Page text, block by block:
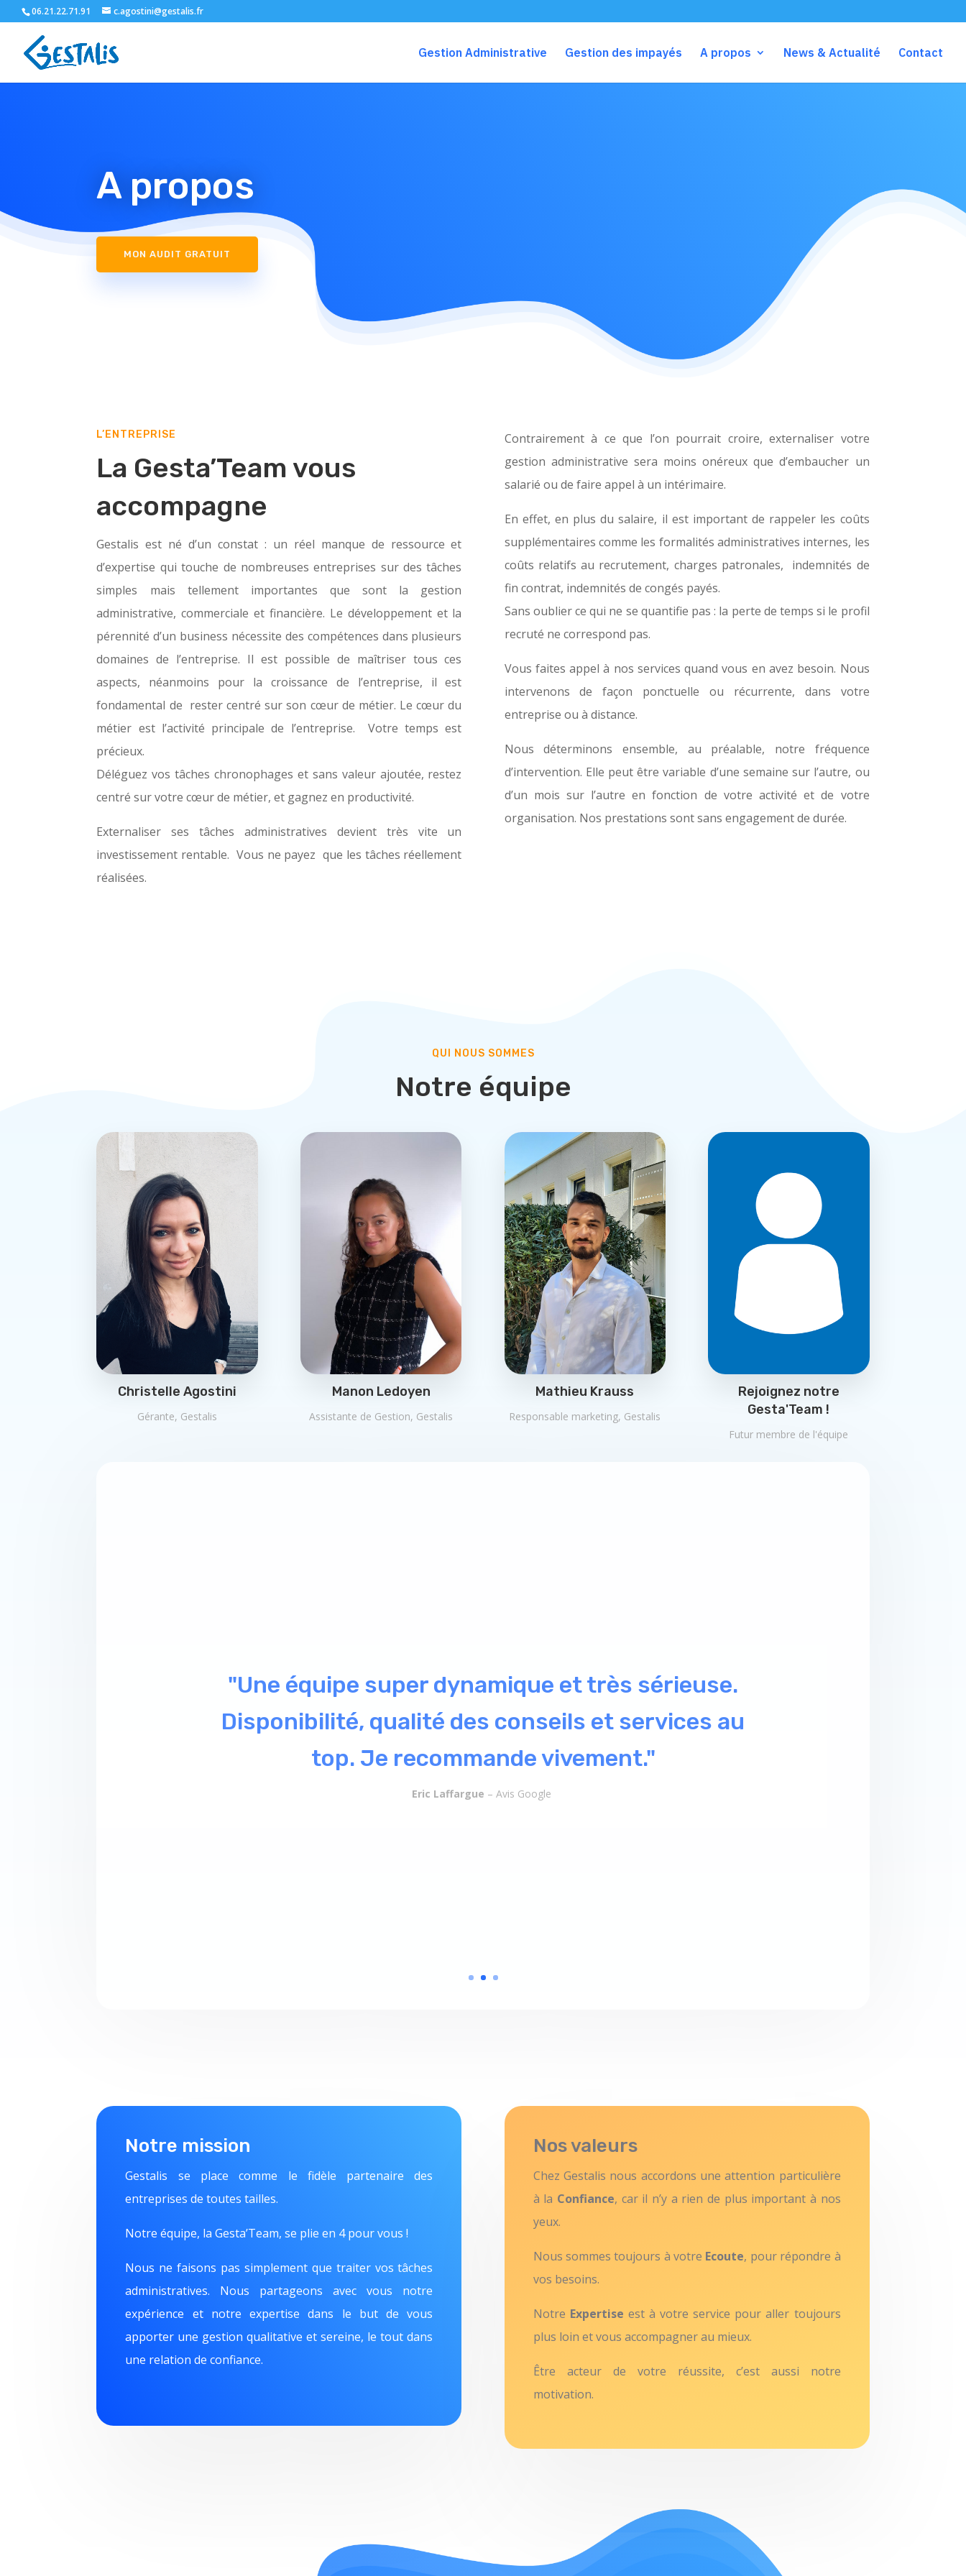
06.21.22.71.91 c.agostini@gestalis.fr
Gestion Administrative Gestion des impayés A propos News & Actualité Contact
A propos
MON AUDIT GRATUIT
L’ENTREPRISE
La Gesta’Team vous
accompagne
Gestalis est né d’un constat : un réel manque de ressource et
d’expertise qui touche de nombreuses entreprises sur des tâches
simples mais tellement importantes que sont la gestion
administrative, commerciale et financière. Le développement et la
pérennité d’un business nécessite des compétences dans plusieurs
domaines de l’entreprise. Il est possible de maîtriser tous ces
aspects, néanmoins pour la croissance de l’entreprise, il est
fondamental de rester centré sur son cœur de métier. Le cœur du
métier est l’activité principale de l’entreprise. Votre temps est
précieux.
Déléguez vos tâches chronophages et sans valeur ajoutée, restez
centré sur votre cœur de métier, et gagnez en productivité.
Externaliser ses tâches administratives devient très vite un
investissement rentable. Vous ne payez que les tâches réellement
réalisées.
Contrairement à ce que l’on pourrait croire, externaliser votre
gestion administrative sera moins onéreux que d’embaucher un
salarié ou de faire appel à un intérimaire.
En effet, en plus du salaire, il est important de rappeler les coûts
supplémentaires comme les formalités administratives internes, les
coûts relatifs au recrutement, charges patronales, indemnités de
fin contrat, indemnités de congés payés.
Sans oublier ce qui ne se quantifie pas : la perte de temps si le profil
recruté ne correspond pas.
Vous faites appel à nos services quand vous en avez besoin. Nous
intervenons de façon ponctuelle ou récurrente, dans votre
entreprise ou à distance.
Nous déterminons ensemble, au préalable, notre fréquence
d’intervention. Elle peut être variable d’une semaine sur l’autre, ou
d’un mois sur l’autre en fonction de votre activité et de votre
organisation. Nos prestations sont sans engagement de durée.
QUI NOUS SOMMES
Notre équipe
Christelle Agostini
Gérante, Gestalis
Manon Ledoyen
Assistante de Gestion, Gestalis
Mathieu Krauss
Responsable marketing, Gestalis
Rejoignez notre
Gesta'Team !
Futur membre de l'équipe
de tâches. Le résultat ? Plus de situation
administrative bloquée ou en suspens ! Ma
comptabilité est tracée et archivée, les fichiers
clients classés et actualisés. Je dors mieux, mon
Notre mission
Gestalis se place comme le fidèle partenaire des
entreprises de toutes tailles.
Notre équipe, la Gesta’Team, se plie en 4 pour vous !
Nous ne faisons pas simplement que traiter vos tâches
administratives. Nous partageons avec vous notre
expérience et notre expertise dans le but de vous
apporter une gestion qualitative et sereine, le tout dans
une relation de confiance.
Nos valeurs
Chez Gestalis nous accordons une attention particulière
à la Confiance, car il n’y a rien de plus important à nos
yeux.
Nous sommes toujours à votre Ecoute, pour répondre à
vos besoins.
Notre Expertise est à votre service pour aller toujours
plus loin et vous accompagner au mieux.
Être acteur de votre réussite, c’est aussi notre
motivation.